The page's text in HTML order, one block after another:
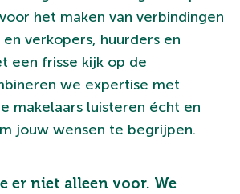
het maken van verbindingen
verkopers, huurders en
een frisse kijk op de
we expertise met
makelaars luisteren écht en
jouw wensen te begrijpen.
er niet alleen voor. We